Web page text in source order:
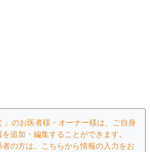
」のお医者様・オーナー様は、ご自身
追加・編集することができます。
者の方は、こちらから情報の入力をお